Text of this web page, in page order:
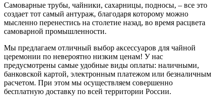
Самоварные трубы, чайники, сахарницы, подносы, – все это
создает тот самый антураж, благодаря которому можно
мысленно перенестись на столетие назад, во время расцвета
самоварной промышленности.
Мы предлагаем отличный выбор аксессуаров для чайной
церемонии по невероятно низким ценам! У нас
предусмотрены самые удобные виды оплаты: наличными,
банковской картой, электронным платежом или безналичным
расчетом. При этом мы осуществляем совершенно
бесплатную доставку по всей территории России.